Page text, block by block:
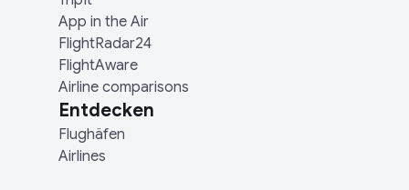
App in the Air
FlightRadar24
FlightAware
Airline comparisons
Entdecken
Flughäfen
Airlines